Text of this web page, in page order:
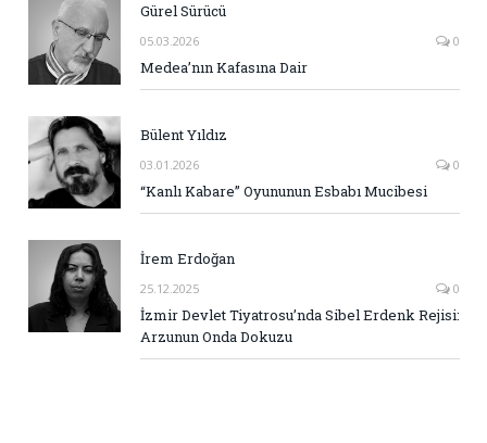
Gürel Sürücü
05.03.2026 0
Medea’nın Kafasına Dair
Bülent Yıldız
03.01.2026 0
“Kanlı Kabare” Oyununun Esbabı Mucibesi
İrem Erdoğan
25.12.2025 0
İzmir Devlet Tiyatrosu’nda Sibel Erdenk Rejisi:
Arzunun Onda Dokuzu